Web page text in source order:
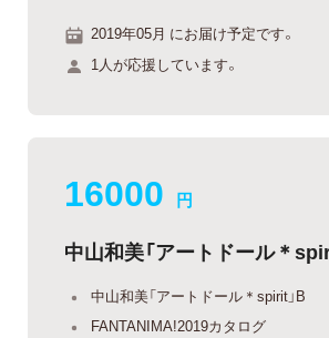
2019年05月 にお届け予定です。
1人が応援しています。
16000 円
中山和美「アートドール＊
中山和美「アートドール＊spirit」B
FANTANIMA!2019カタログ